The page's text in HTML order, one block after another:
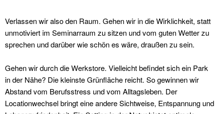
Verlassen wir also den Raum. Gehen wir in die Wirklichkeit, statt
unmotiviert im Seminarraum zu sitzen und vom guten Wetter zu
sprechen und darüber wie schön es wäre, draußen zu sein.
Gehen wir durch die Werkstore. Vielleicht befindet sich ein Park
in der Nähe? Die kleinste Grünfläche reicht. So gewinnen wir
Abstand vom Berufsstress und vom Alltagsleben. Der
Locationwechsel bringt eine andere Sichtweise, Entspannung und